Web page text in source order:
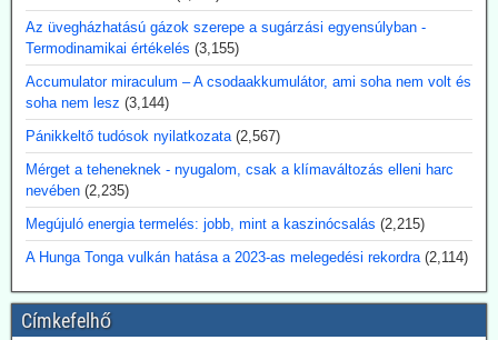
döntő fontosságúak az engedélyezés, az üzemanyag-ellátás, a
biztonsági tanúsítványok és a megbízható, folyamatos
üzemeltetés.
Kommentárunk: Véleményünk szerint az utalás a 3D-nyomtatóra
egy figyelemfölkeltő reklámfogás - egy reaktor igényesebb annál,
hogy a 3D-nyomtatóra bízzuk megépítését.
2026.07.17. Blackout News: Argentína
magánbefektetői finanszírozással kíván
atomerőművet létesíteni
Argentína az Atucha-i atomerőmű-telepen egy új, körülbelül 300
megawatt teljesítményű atomreaktort kíván építeni. A projektet
összege várhatóan eléri az 1,2 milliárd amerikai dollárt. Luis Caputo
gazdasági miniszter július elején mutatta be a terveket a projekt
Az üvegházhatású gázok szerepe a sugárzási egyensúlyban -
Termodinamikai értékelés (3,155)
Accumulator miraculum – A csodaakkumulátor, ami soha nem volt és
soha nem lesz (3,144)
Pánikkeltő tudósok nyilatkozata (2,567)
Mérget a teheneknek - nyugalom, csak a klímaváltozás elleni harc
nevében (2,235)
Megújuló energia termelés: jobb, mint a kaszinócsalás (2,215)
A Hunga Tonga vulkán hatása a 2023-as melegedési rekordra (2,114)
Címkefelhő